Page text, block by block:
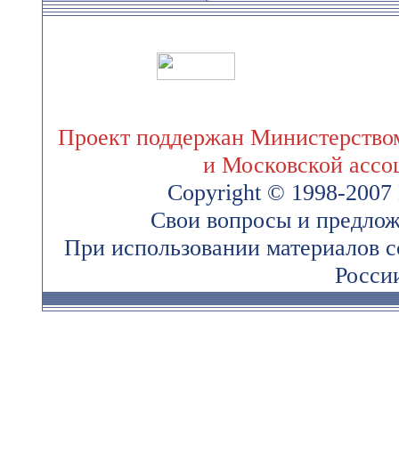
Проект поддержан
и Московской
Copyright © 1998-
Свои вопросы и
При использовании материалов